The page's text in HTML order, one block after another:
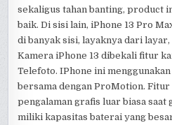
sekaligus tahan banting, product
baik. Di sisi lain, iPhone 13 Pro
di banyak sisi, layaknya dari
Kamera iPhone 13 dibekali fitur
Telefoto. IPhone ini
bersama dengan ProMotion.
pengalaman grafis luar biasa saat
miliki kapasitas baterai yang